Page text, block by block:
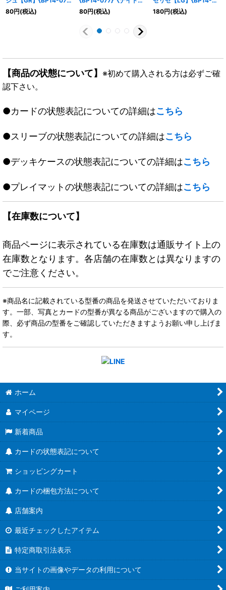
《ナイトメア》
80円(税込)
ア》
80円(税込)
072}《ナイトメア》
180円(税込)
【商品の状態について】 ※初めて購入される方は必ずご確
認下さい。
●カードの状態表記についての詳細はこちら
●スリーブの状態表記についての詳細はこちら
●デッキケースの状態表記についての詳細はこちら
●プレイマットの状態表記についての詳細はこちら
【在庫数について】
商品ページに表示されている在庫数は通販サイト上の
在庫数となります。各店舗の在庫数とは異なりますの
でご注意ください。
※商品名に記載されている型番の商品を発送させていただいておりま
す。一部、写真とカードの型番が異なる商品がございますので購入の
際、必ず商品の型番をご確認していただきますようお願い申し上げま
す。
ホーム
マイページ
新着商品
カードの状態表記について
ショッピングカート
カードの梱包方法について
店舗案内
最近チェックしたアイテム
特定商取引法表示
当サイトの画像やデータの利用について